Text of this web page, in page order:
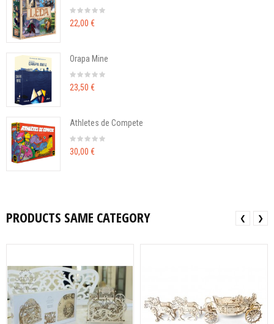
22,00 €
Orapa Mine
23,50 €
Athletes de Compete
30,00 €
PRODUCTS SAME CATEGORY ❮ ❯